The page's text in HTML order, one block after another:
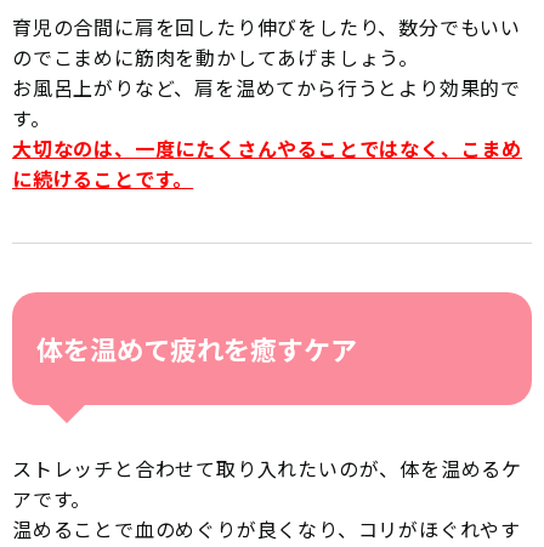
育児の合間に肩を回したり伸びをしたり、数分でもいい
のでこまめに筋肉を動かしてあげましょう。
お風呂上がりなど、肩を温めてから行うとより効果的で
す。
大切なのは、一度にたくさんやることではなく、こまめ
に続けることです。
体を温めて疲れを癒すケア
ストレッチと合わせて取り入れたいのが、体を温めるケ
アです。
温めることで血のめぐりが良くなり、コリがほぐれやす